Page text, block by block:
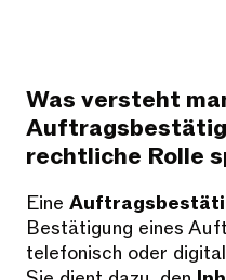
Was versteht
rechtliche Rolle
Eine
Bestätigung eines
telefonisch oder